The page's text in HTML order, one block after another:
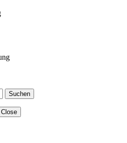
Suchen
Close